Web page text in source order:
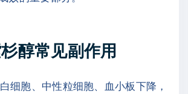
醇常见副作用
白细胞、中性粒细胞、血小板下降，